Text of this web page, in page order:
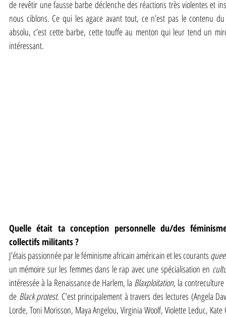
de revêtir une fausse barbe déclenche des réactions très violentes et
nous ciblons. Ce qui les agace avant tout, ce n’est pas le contenu du
absolu, c’est cette barbe, cette touffe au menton qui leur tend un
intéressant.
Quelle était ta conception personnelle du/des
collectifs militants ?
J’étais passionnée par le féminisme africain américain et les courants
un mémoire sur les femmes dans le rap avec une spécialisation en
intéressée à la Renaissance de Harlem, la Blaxploitation, la
de Black protest. C’est principalement à travers des lectures (Angela
Lorde, Toni Morisson, Maya Angelou, Virginia Woolf, Violette Leduc,